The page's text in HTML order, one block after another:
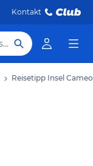
Kontakt
Hotel, Reiseziel
Reisetipp Insel Cameo